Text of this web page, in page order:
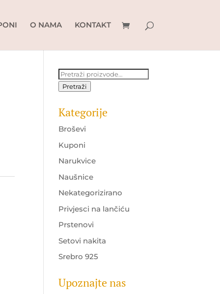
O NAMA KONTAKT
Pretraži:
Pretraži
Kategorije
Broševi
Kuponi
Narukvice
Naušnice
Nekategorizirano
Privjesci na lančiću
Prstenovi
Setovi nakita
Srebro 925
Upoznajte nas